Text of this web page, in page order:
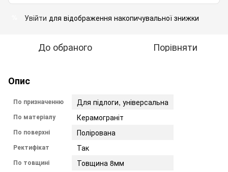
Увійти для відображення накопичувальної знижки
До обраного Порівняти
Опис
По призначенню Для підлоги, універсальна
По матеріалу Керамограніт
По поверхні Полірована
Ректифікат Так
По товщині Товщина 8мм